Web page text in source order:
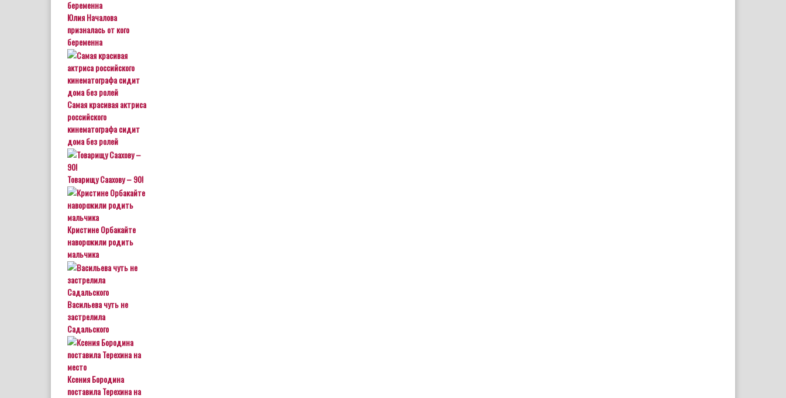
Юлия Началова
призналась от кого
беременна
Самая красивая актриса
российского
кинематографа сидит
дома без ролей
Товарищу Саахову – 90!
Кристине Орбакайте
наворожили родить
мальчика
Васильева чуть не
застрелила
Садальского
Ксения Бородина
поставила Терехина на